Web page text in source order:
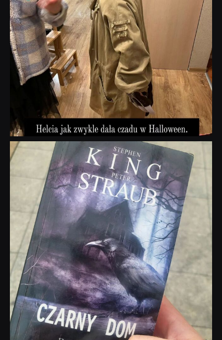
dobryhorror
Wrz 23